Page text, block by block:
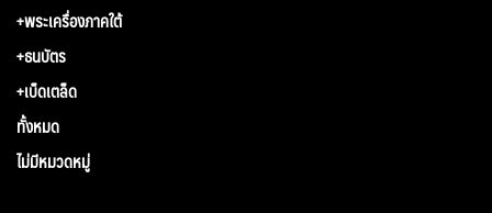
+พระเครื่องภาคใต้
+ธนบัตร
+เบ็ดเตล็ด
ทั้งหมด
ไม่มีหมวดหมู่